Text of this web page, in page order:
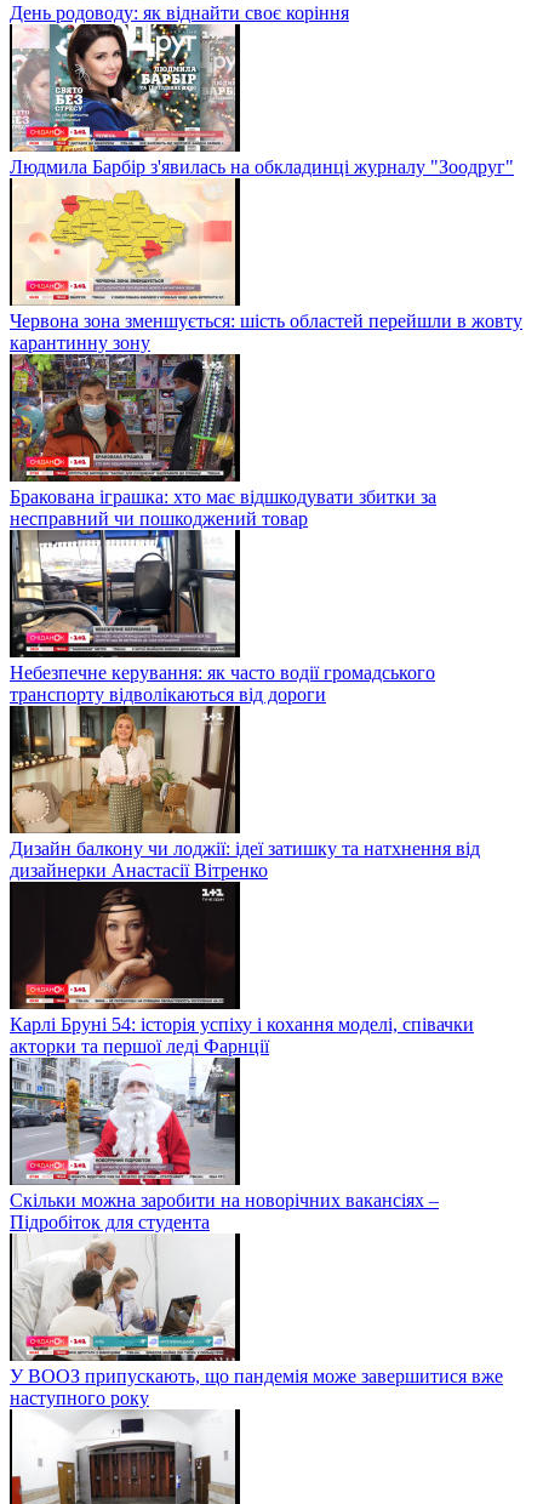
День родоводу: як віднайти своє коріння
Людмила Барбір з'явилась на обкладинці журналу "Зоодруг"
Червона зона зменшується: шість областей перейшли в жовту
карантинну зону
Бракована іграшка: хто має відшкодувати збитки за
несправний чи пошкоджений товар
Небезпечне керування: як часто водії громадського
транспорту відволікаються від дороги
Дизайн балкону чи лоджії: ідеї затишку та натхнення від
дизайнерки Анастасії Вітренко
Карлі Бруні 54: історія успіху і кохання моделі, співачки
акторки та першої леді Фарнції
Скільки можна заробити на новорічних вакансіях –
Підробіток для студента
У ВООЗ припускають, що пандемія може завершитися вже
наступного року